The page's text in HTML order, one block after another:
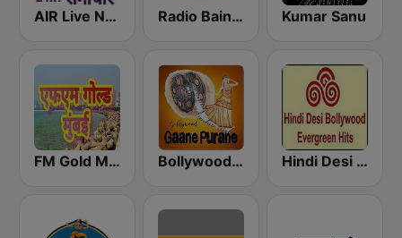
AIR Live News 24x7 Radio Baingan Kumar Sanu
FM Gold Mumbai Bollywood Gaane Purane Hindi Desi Bollywood Evergreen Hits - Channel 2